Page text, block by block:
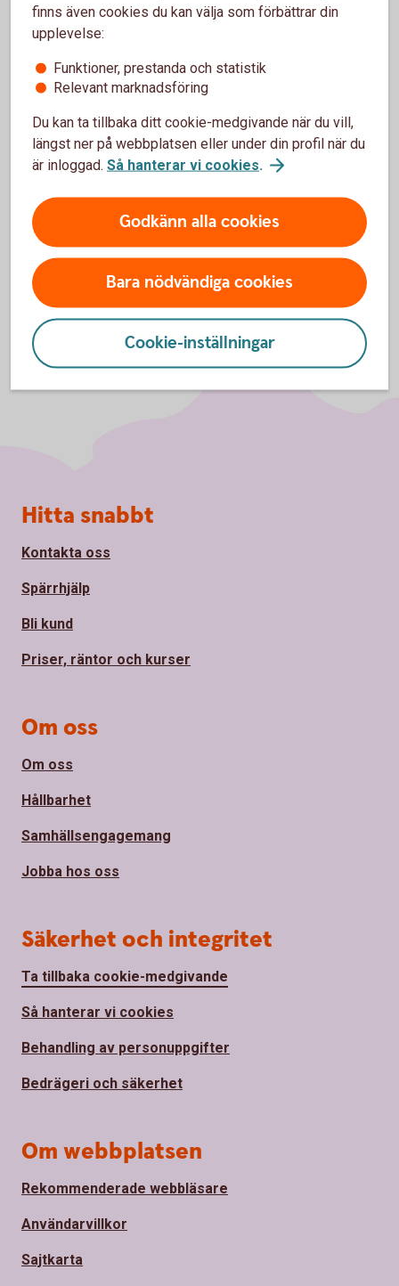
Länka till Sparbanken
Frågor om internetbanken
Vid tekniska problem eller för information gällande
internetbanken gå till internetbanken support.
Internetbankensupport
finns även cookies du kan välja som förbättrar din
upplevelse:
Funktioner, prestanda och statistik
Relevant marknadsföring
Du kan ta tillbaka ditt cookie-medgivande när du vill,
längst ner på webbplatsen eller under din profil när du
är inloggad. Så hanterar vi cookies.
Godkänn alla cookies
Bara nödvändiga cookies
Cookie-inställningar
Sidfot
Hitta snabbt
Kontakta oss
Spärrhjälp
Bli kund
Priser, räntor och kurser
Om oss
Om oss
Hållbarhet
Samhällsengagemang
Jobba hos oss
Säkerhet och integritet
Ta tillbaka cookie-medgivande
Så hanterar vi cookies
Behandling av personuppgifter
Bedrägeri och säkerhet
Om webbplatsen
Rekommenderade webbläsare
Användarvillkor
Sajtkarta